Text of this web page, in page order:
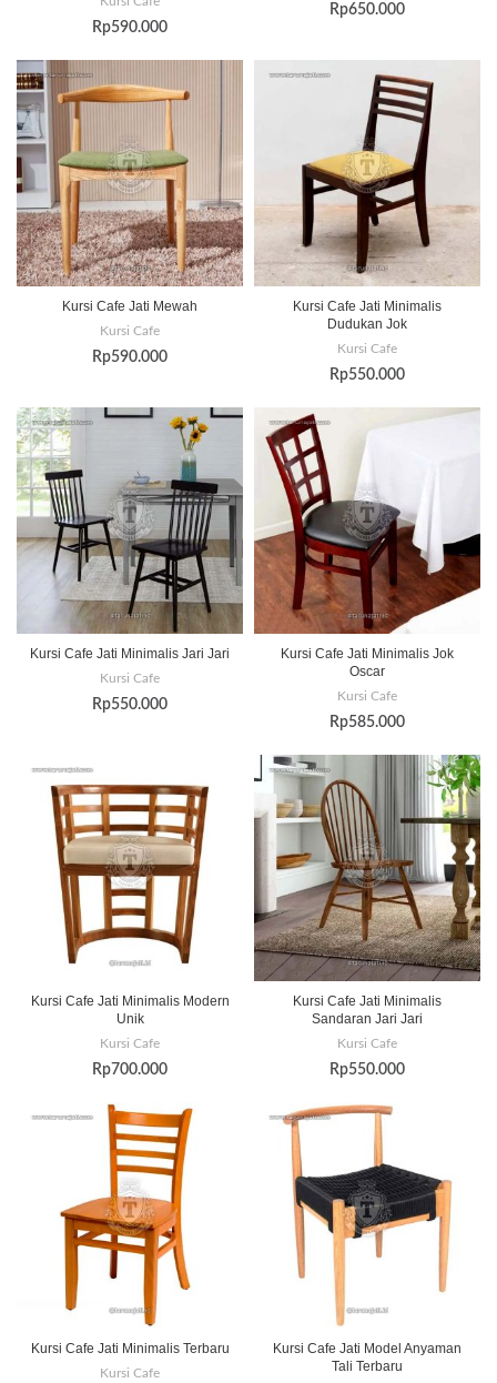
Rp590.000
Rp650.000
Kursi Cafe Jati Mewah
Kursi Cafe
Rp590.000
Kursi Cafe Jati Minimalis
Dudukan Jok
Kursi Cafe
Rp550.000
Kursi Cafe Jati Minimalis Jari Jari
Kursi Cafe
Rp550.000
Kursi Cafe Jati Minimalis Jok
Oscar
Kursi Cafe
Rp585.000
Kursi Cafe Jati Minimalis Modern
Unik
Kursi Cafe
Rp700.000
Kursi Cafe Jati Minimalis
Sandaran Jari Jari
Kursi Cafe
Rp550.000
Kursi Cafe Jati Minimalis Terbaru
Kursi Cafe
Kursi Cafe Jati Model Anyaman
Tali Terbaru